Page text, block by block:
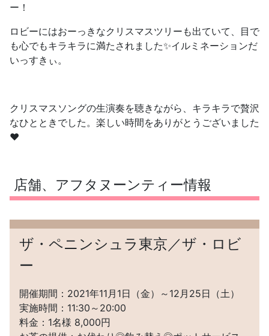
ー！
ロビーにはおーっきなクリスマスツリーも出ていて、目で
も心でもキラキラに満たされました✨イルミネーションだ
いっすきぃ。
クリスマスソングの生演奏を聴きながら、キラキラで贅沢
なひとときでした。楽しい時間をありがとうございました
❤️
店舗、アフタヌーンティー情報
ザ・ペニンシュラ東京／ザ・ロビ
ー
開催期間：2021年11月1日（金）～12月25日（土）
実施時間：11:30～20:00
料金：1名様 8,000円